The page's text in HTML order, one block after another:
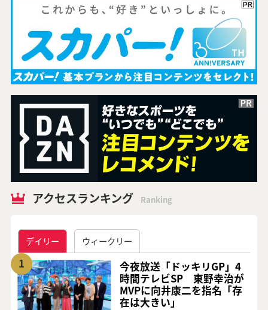
アクセスランキング Ranking
デイリー ウィークリー
1
今夜放送「ドッキリGP」4
時間テレビSP 東野幸治が
MVPに向井康二を指名「存
在は大きい」